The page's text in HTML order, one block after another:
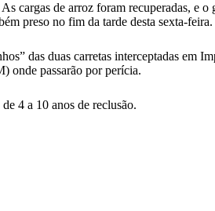
cargas de arroz foram recuperadas, e
preso no fim da tarde desta sexta-feira.
das duas carretas interceptadas em
onde passarão por perícia.
4 a 10 anos de reclusão.